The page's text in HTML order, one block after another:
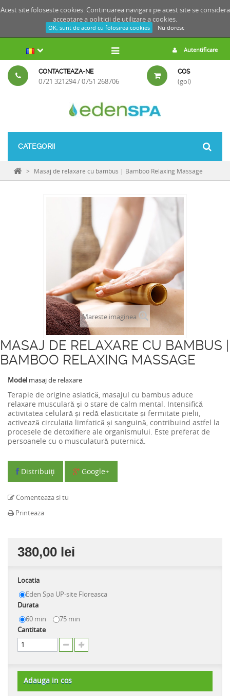
Acest site foloseste cookies. Continuarea navigarii pe acest site se considera
acceptare a politicii de utilizare a cookies.
OK, sunt de acord cu folosirea cookies Nu doresc
Autentificare
CONTACTEAZA-NE
0721 321294 / 0751 268706
COS
(gol)
CATEGORII
> Masaj de relaxare cu bambus | Bamboo Relaxing Massage
Mareste imaginea
MASAJ DE RELAXARE CU BAMBUS |
BAMBOO RELAXING MASSAGE
Model masaj de relaxare
Terapie de origine asiatică, masajul cu bambus aduce
relaxare musculară și o stare de calm mental. Intensifică
activitatea celulară și redă elasticitate și fermitate pielii,
activează circulația limfatică și sanguină, contribuind astfel la
procesele de detoxifiere ale organismului. Este preferat de
persoanele cu o musculatură puternică.
Distribuiţi Google+
Comenteaza si tu
Printeaza
380,00 lei
Locatia
Eden Spa UP-site Floreasca
Durata
60 min
75 min
Cantitate
Adauga in cos